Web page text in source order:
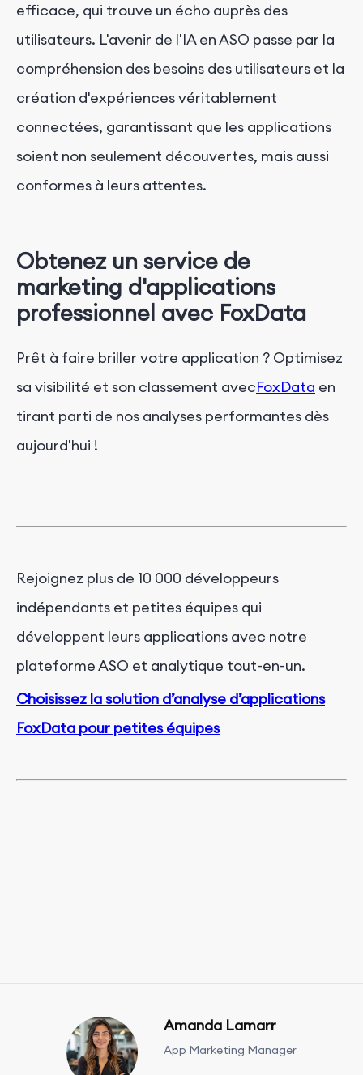
efficace, qui trouve un écho auprès des
utilisateurs. L'avenir de l'IA en ASO passe par la
compréhension des besoins des utilisateurs et la
création d'expériences véritablement
connectées, garantissant que les applications
soient non seulement découvertes, mais aussi
conformes à leurs attentes.
Obtenez un service de
marketing d'applications
professionnel avec FoxData
Prêt à faire briller votre application ? Optimisez
sa visibilité et son classement avecFoxData en
tirant parti de nos analyses performantes dès
aujourd'hui !
Rejoignez plus de 10 000 développeurs
indépendants et petites équipes qui
développent leurs applications avec notre
plateforme ASO et analytique tout-en-un.
Choisissez la solution d’analyse d’applications
FoxData pour petites équipes
Amanda Lamarr
App Marketing Manager